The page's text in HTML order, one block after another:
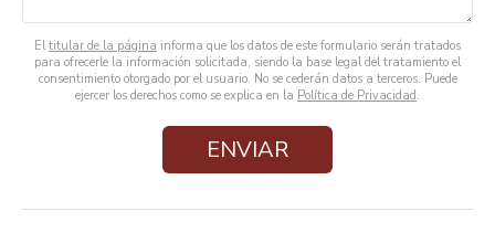
Eltitular de la página informa que los datos de este formulario serán tratados
para ofrecerle la información solicitada, siendo la base legal del tratamiento el
consentimiento otorgado por el usuario. No se cederán datos a terceros. Puede
ejercer los derechos como se explica en la Política de Privacidad .